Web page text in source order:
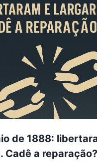
de 1888:
Cadê a reparação?